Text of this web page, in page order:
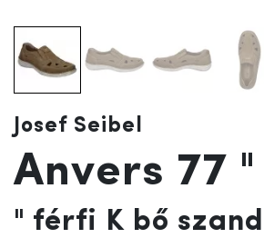
Josef Seibel
Anvers 77 "
" férfi K bő